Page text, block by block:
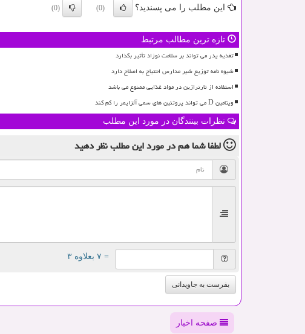
این مطلب را می پسندید؟ (0)
(0)
تازه ترین مطالب مرتبط
تغذیه پدر می تواند بر سلامت نوزاد تأثیر بگذارد
شیوه نامه توزیع شیر مدارس احتیاج به اصلاح دارد
استفاده از تارترازین در مواد غذایی ممنوع می باشد
ویتامین D می تواند پروتئین های سمی آلزایمر را کم کند
نظرات بینندگان در مورد این مطلب
لطفا شما همدر مورد این مطلبنظر دهید
= ۷ بعلاوه ۳
بفرست به جاویدانی
صفحه اخبار